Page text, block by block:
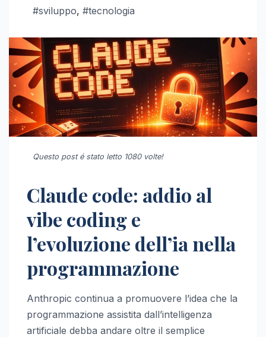
#sviluppo, #tecnologia
Questo post é stato letto 1080 volte!
Claude code: addio al
vibe coding e
l’evoluzione dell’ia nella
programmazione
Anthropic continua a promuovere l’idea che la
programmazione assistita dall’intelligenza
artificiale debba andare oltre il semplice